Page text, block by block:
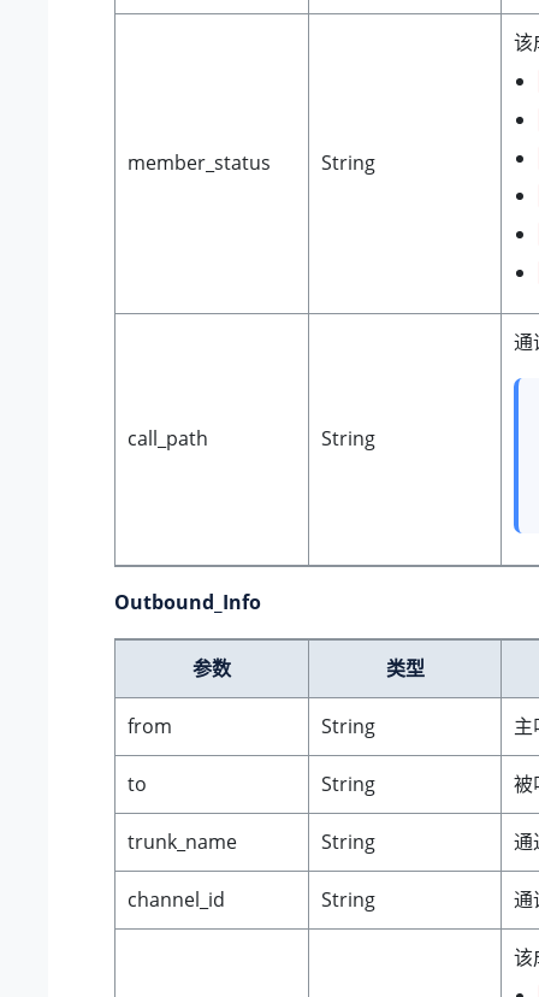
member_status String
该
call_path String
通
Outbound_Info
参数 类型
from String 主
to String 被
trunk_name String 通
channel_id String 通
该